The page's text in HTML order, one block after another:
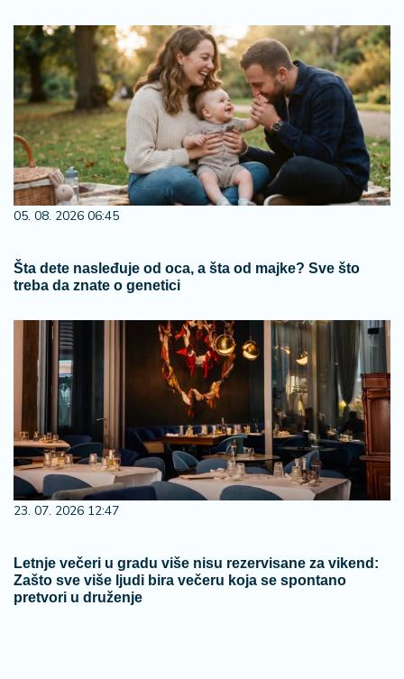
05. 08. 2026 06:45
Šta dete nasleđuje od oca, a šta od majke? Sve što
treba da znate o genetici
23. 07. 2026 12:47
Letnje večeri u gradu više nisu rezervisane za vikend:
Zašto sve više ljudi bira večeru koja se spontano
pretvori u druženje